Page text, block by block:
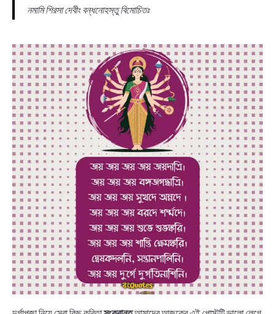
নমামি শিরসা দেবীং বন্ধনােহস্তু বিমােচিতঃ